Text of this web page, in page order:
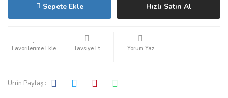
Sepete Ekle Hızlı Satın Al
Tavsiye Et Yorum Yaz
Ürün Paylaş :